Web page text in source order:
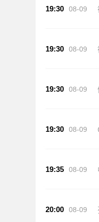
19:30 08-09
19:30 08-09
19:30 08-09
19:30 08-09
19:35 08-09
20:00 08-09